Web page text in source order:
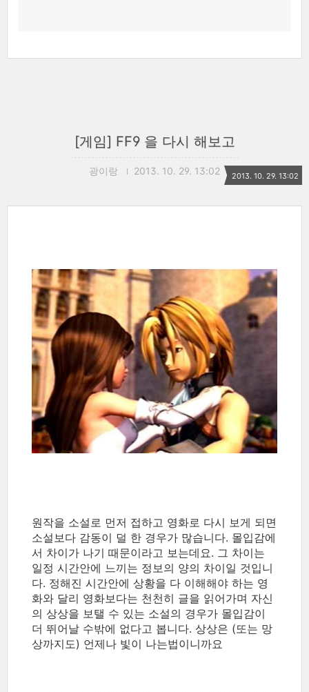
[게임] FF9 을 다시 해보고
광이랑 2013. 10. 29. 13:02 2013. 10. 29. 13:02
원작을 소설로 먼저 접하고 영화로 다시 보게 되면
소설보다 감동이 덜 한 경우가 많습니다. 몰입감에
서 차이가 나기 때문이라고 보는데요. 그 차이는
일정 시간안에 느끼는 정보의 양의 차이일 것입니
다. 정해진 시간안에 상황을 다 이해해야 하는 영
화와 달리 영화보다는 천천히 글을 읽어가며 자신
의 상상을 보탤 수 있는 소설의 경우가 몰입감이
더 뛰어날 수밖에 없다고 봅니다. 상상은 (또는 망
상까지도) 언제나 빛이 나는법이니까요